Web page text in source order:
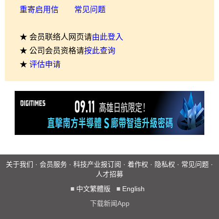
重寄启用信 常见问题
★ 会员联络人网页请由此登入
★ 公司会员资格请按此查询
★ 评估申请
关于我们 · 会员服务 · 科技产业报订阅 · 着作权 · 隐私权 · 常见问题 ·
人才招募
■ 中文繁體版 ■ English
下载新闻App